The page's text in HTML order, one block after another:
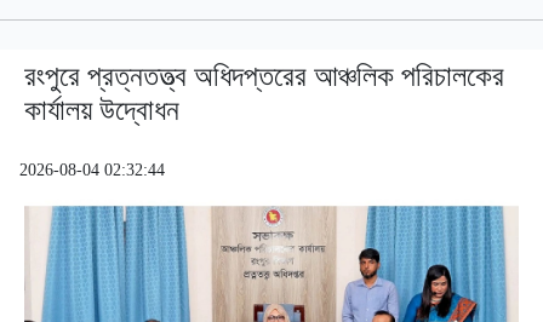
রংপুরে প্রত্নতত্ত্ব অধিদপ্তরের আঞ্চলিক পরিচালকের
কার্যালয় উদ্বোধন
2026-08-04 02:32:44